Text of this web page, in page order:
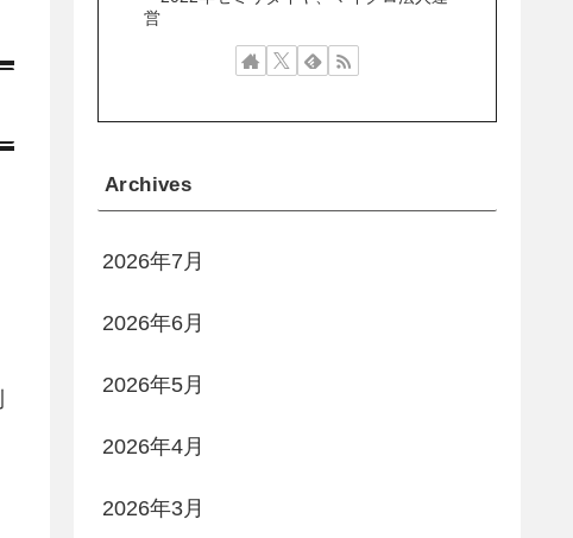
営
Archives
2026年7月
2026年6月
2026年5月
2026年4月
2026年3月